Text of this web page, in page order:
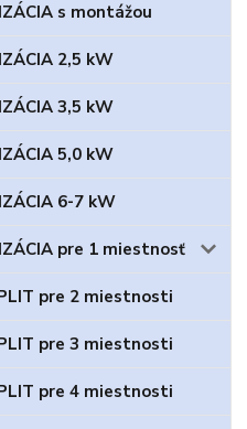
s montážou
2,5 kW
3,5 kW
5,0 kW
6-7 kW
pre 1 miestnosť
pre 2 miestnosti
pre 3 miestnosti
pre 4 miestnosti